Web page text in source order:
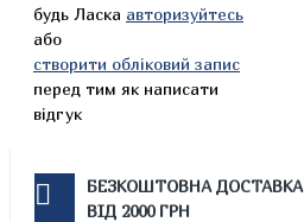
будь Ласка авторизуйтесь
або
створити обліковий запис
перед тим як написати
відгук
БЕЗКОШТОВНА ДОСТАВКА
ВІД 2000 ГРН